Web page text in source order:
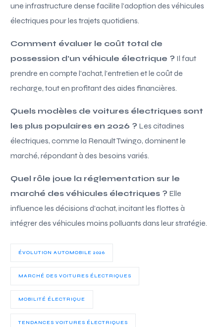
une infrastructure dense facilite l’adoption des véhicules
électriques pour les trajets quotidiens.
Comment évaluer le coût total de
possession d’un véhicule électrique ? Il faut
prendre en compte l’achat, l’entretien et le coût de
recharge, tout en profitant des aides financières.
Quels modèles de voitures électriques sont
les plus populaires en 2026 ? Les citadines
électriques, comme la Renault Twingo, dominent le
marché, répondant à des besoins variés.
Quel rôle joue la réglementation sur le
marché des véhicules électriques ? Elle
influence les décisions d’achat, incitant les flottes à
intégrer des véhicules moins polluants dans leur stratégie.
ÉVOLUTION AUTOMOBILE 2026
MARCHÉ DES VOITURES ÉLECTRIQUES
MOBILITÉ ÉLECTRIQUE
TENDANCES VOITURES ÉLECTRIQUES